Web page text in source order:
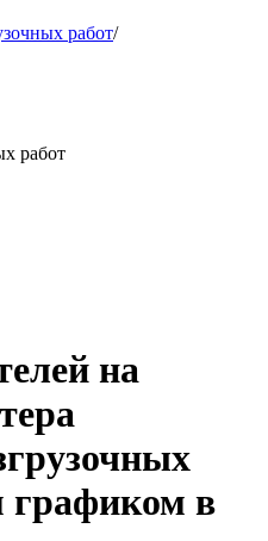
работ/
работ
на
графиком в